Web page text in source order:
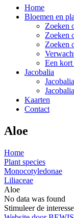
Home
Bloemen en
Zoeken
Zoeken
Zoeken
Een kort
Jacobalia
Jacobalia
Kaarten
Contact
Aloe
Home
Plant species
Monocotyledonae
Liliaceae
Aloe
No data was found
Stimuleer de